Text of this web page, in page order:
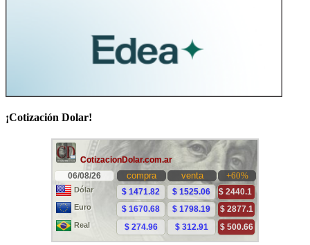
¡Cotización Dolar!